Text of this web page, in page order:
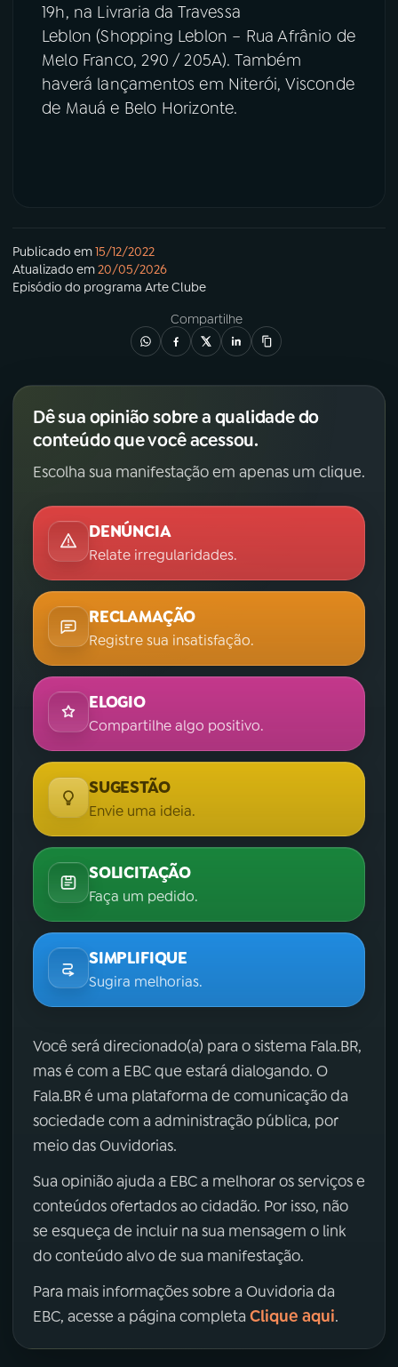
19h, na Livraria da Travessa
Leblon (Shopping Leblon – Rua Afrânio de
Melo Franco, 290 / 205A). Também
haverá lançamentos em Niterói, Visconde
de Mauá e Belo Horizonte.
Publicado em15/12/2022
Atualizado em20/05/2026
Episódio do programa Arte Clube
Compartilhe
Dê sua opinião sobre a qualidade do
conteúdo que você acessou.
Escolha sua manifestação em apenas um clique.
DENÚNCIA
Relate irregularidades.
RECLAMAÇÃO
Registre sua insatisfação.
ELOGIO
Compartilhe algo positivo.
SUGESTÃO
Envie uma ideia.
SOLICITAÇÃO
Faça um pedido.
SIMPLIFIQUE
Sugira melhorias.
Você será direcionado(a) para o sistema Fala.BR,
mas é com a EBC que estará dialogando. O
Fala.BR é uma plataforma de comunicação da
sociedade com a administração pública, por
meio das Ouvidorias.
Sua opinião ajuda a EBC a melhorar os serviços e
conteúdos ofertados ao cidadão. Por isso, não
se esqueça de incluir na sua mensagem o link
do conteúdo alvo de sua manifestação.
Para mais informações sobre a Ouvidoria da
EBC, acesse a página completa Clique aqui.